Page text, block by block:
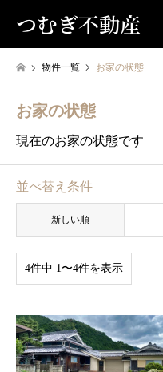
つむぎ不動産
物件一覧 お家の状態
お家の状態
現在のお家の状態です
並べ替え条件
新しい順
4件中 1〜4件を表示